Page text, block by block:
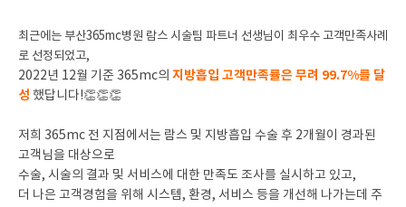
최근에는 부산365mc병원 람스 시술팀 파트너 선생님이 최우수 고객만족사례
로 선정되었고,
2022년 12월 기준 365mc의 지방흡입 고객만족률은 무려 99.7%를 달
성 했답니다!👏👏👏
저희 365mc 전 지점에서는 람스 및 지방흡입 수술 후 2개월이 경과된
고객님을 대상으로
수술, 시술의 결과 및 서비스에 대한 만족도 조사를 실시하고 있고,
더 나은 고객경험을 위해 시스템, 환경, 서비스 등을 개선해 나가는데 주